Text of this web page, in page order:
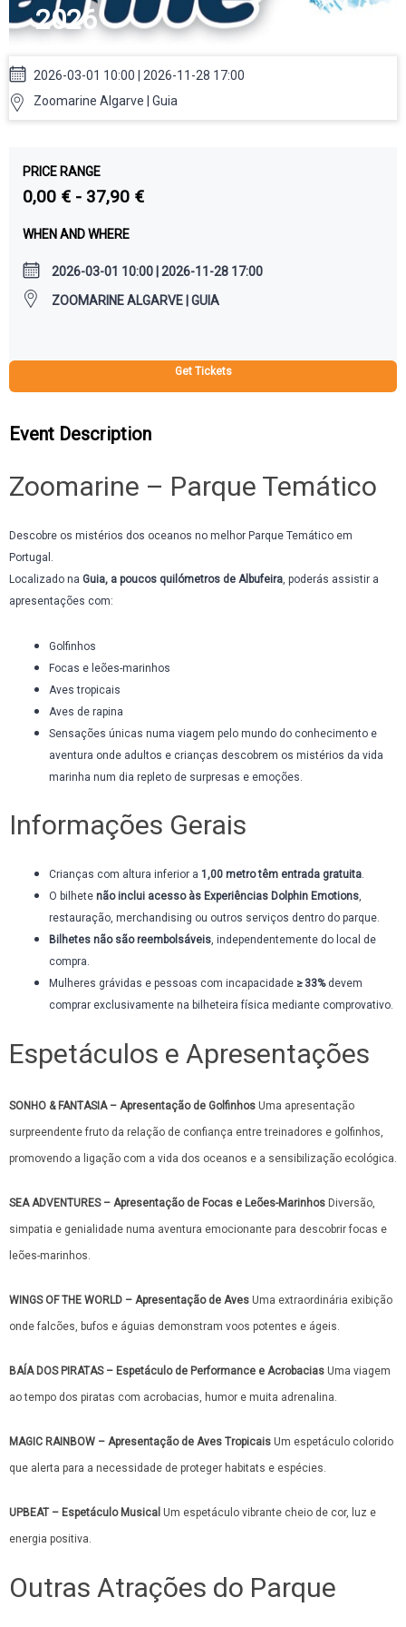
2026
2026-03-01 10:00 | 2026-11-28 17:00
Zoomarine Algarve | Guia
PRICE RANGE
0,00 € - 37,90 €
WHEN AND WHERE
2026-03-01 10:00 | 2026-11-28 17:00
ZOOMARINE ALGARVE | GUIA
Get Tickets
Event Description
Zoomarine – Parque Temático
Descobre os mistérios dos oceanos no melhor Parque Temático em
Portugal.
Localizado na Guia, a poucos quilómetros de Albufeira, poderás assistir a
apresentações com:
Golfinhos
Focas e leões-marinhos
Aves tropicais
Aves de rapina
Sensações únicas numa viagem pelo mundo do conhecimento e
aventura onde adultos e crianças descobrem os mistérios da vida
marinha num dia repleto de surpresas e emoções.
Informações Gerais
Crianças com altura inferior a 1,00 metro têm entrada gratuita.
O bilhete não inclui acesso às Experiências Dolphin Emotions,
restauração, merchandising ou outros serviços dentro do parque.
Bilhetes não são reembolsáveis, independentemente do local de
compra.
Mulheres grávidas e pessoas com incapacidade ≥ 33%devem
comprar exclusivamente na bilheteira física mediante comprovativo.
Espetáculos e Apresentações
SONHO & FANTASIA – Apresentação de Golfinhos Uma apresentação
surpreendente fruto da relação de confiança entre treinadores e golfinhos,
promovendo a ligação com a vida dos oceanos e a sensibilização ecológica.
SEA ADVENTURES – Apresentação de Focas e Leões-Marinhos Diversão,
simpatia e genialidade numa aventura emocionante para descobrir focas e
leões-marinhos.
WINGS OF THE WORLD – Apresentação de Aves Uma extraordinária exibição
onde falcões, bufos e águias demonstram voos potentes e ágeis.
BAÍA DOS PIRATAS – Espetáculo de Performance e Acrobacias Uma viagem
ao tempo dos piratas com acrobacias, humor e muita adrenalina.
MAGIC RAINBOW – Apresentação de Aves Tropicais Um espetáculo colorido
que alerta para a necessidade de proteger habitats e espécies.
UPBEAT – Espetáculo Musical Um espetáculo vibrante cheio de cor, luz e
energia positiva.
Outras Atrações do Parque